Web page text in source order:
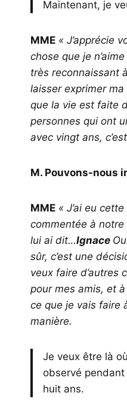
Maintenant, je
MME « J’apprécie
chose que je
très reconnaissant
laisser exprimer
que la vie est faite
personnes qui ont
avec vingt ans,
M. Pouvons-nous
MME « J’ai eu
commentée à
lui ai dit…Ignace
sûr, c’est une
veux faire d’autres
pour mes amis, et
ce que je vais faire
manière.
Je veux être là
observé pendant
huit ans.